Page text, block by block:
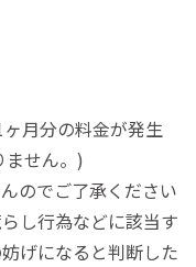
月分の料金が発生
ません。)
のでご了承ください
し行為などに該当す
げになると判断した